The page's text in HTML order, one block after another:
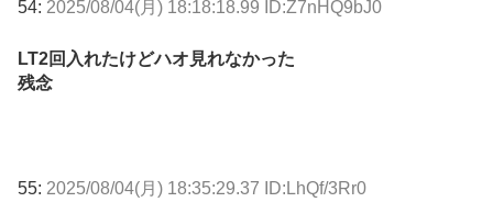
54: 2025/08/04(月) 18:18:18.99 ID:Z7nHQ9bJ0
LT2回入れたけどハオ見れなかった
残念
55: 2025/08/04(月) 18:35:29.37 ID:LhQf/3Rr0